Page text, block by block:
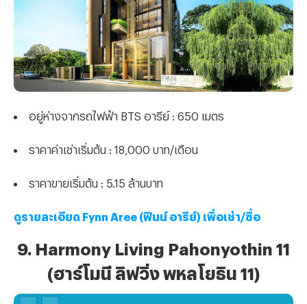
อยู่ห่างจากรถไฟฟ้า BTS อารีย์ : 650 เมตร
ราคาค่าเช่าเริ่มต้น : 18,000 บาท/เดือน
ราคาขายเริ่มต้น : 5.15 ล้านบาท
ดูรายละเอียด Fynn Aree (ฟินน์ อารีย์) เพื่อเช่า/ซื้อ
9. Harmony Living Pahonyothin 11
(ฮาร์โมนี ลิฟวิ่ง พหลโยธิน 11)